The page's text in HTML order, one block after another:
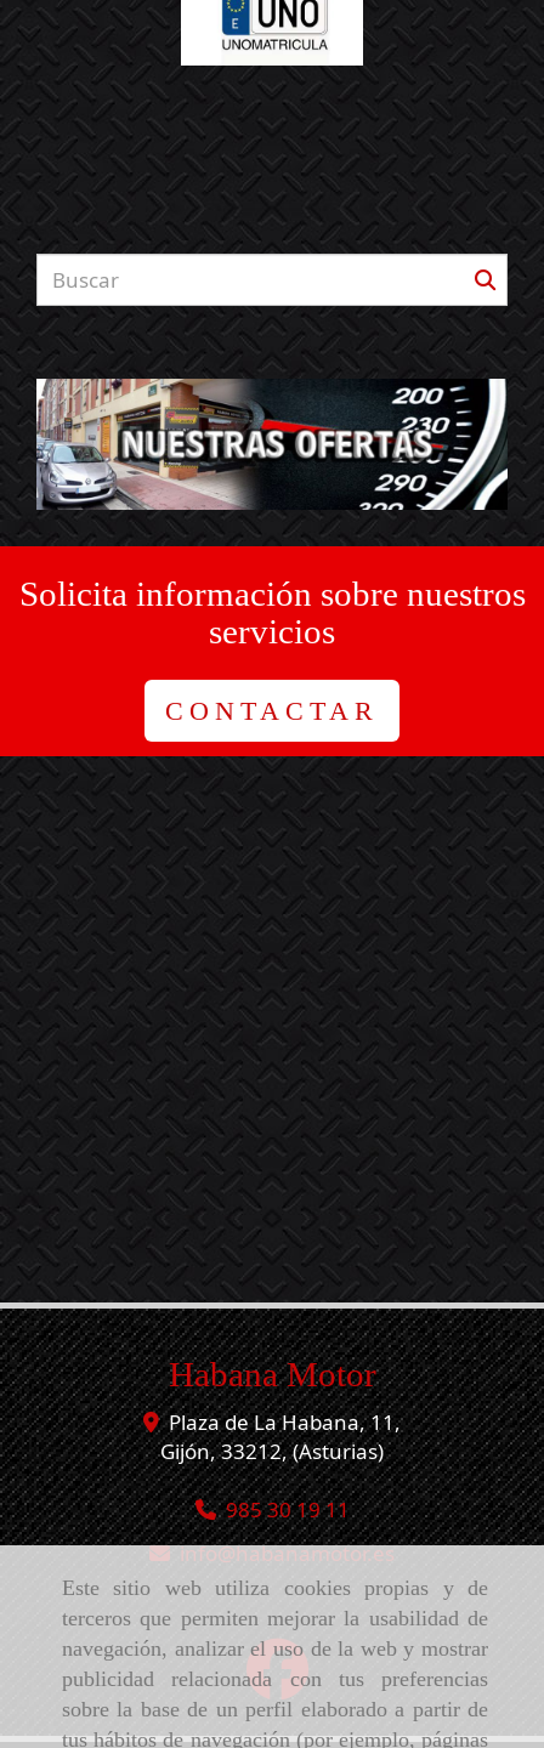
Este sitio web utiliza cookies propias y de
terceros que permiten mejorar la usabilidad de
navegación, analizar el uso de la web y mostrar
publicidad relacionada con tus preferencias
sobre la base de un perfil elaborado a partir de
tus hábitos de navegación (por ejemplo, páginas
Solicita información sobre nuestros
servicios
CONTACTAR
Habana Motor
Plaza de La Habana, 11,
Gijón,33212,(Asturias)
985 30 19 11
info
habanamotor.es